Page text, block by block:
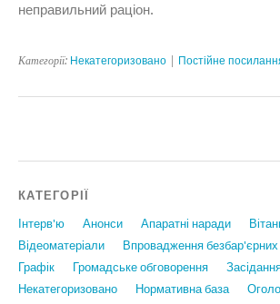
неправильний раціон.
Категорії: Некатегоризовано Постійне
КАТЕГОРІЇ
Інтерв'ю Анонси Апаратні наради
Відеоматеріали
Впровадження безбар'єрних
Графiк
Громадське обговорення
Некатегоризовано
Нормативна база